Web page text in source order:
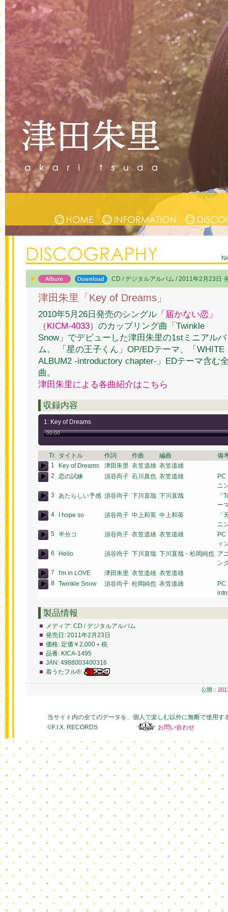
CD / デジタルアルバム / 2011年2月23日
津田朱里「Key of Dreams」
2010年5月26日発売のシングル 「届かない恋」
（KICM-4033） のカップリング曲「Twinkle
Snow」でデビューした津田朱里の1stミニアルバ
ム。 「星の王子くん」OP/EDテーマ、「WHITE
ALBUM2 -introductory chapter-」EDテーマ含む
曲。
津田朱里による各曲紹介はこちら
収録内容
00:00
1: Key of Dreams
Tr. タイトル 作詞 作曲 編曲
備
1
Key of Dreams 津田朱里 衣笠道雄 衣笠道雄
2
恋の試練 須谷尚子 石川真也 衣笠道雄
PC
ニ
3
あたらしい予感 須谷尚子 下川直哉 下川直哉
「
ー
4
I hope so 須谷尚子 中上和英 中上和英
「
ニ
5 半分コ 須谷尚子 衣笠道雄 衣笠道雄
PC
ィ
6
Hello 須谷尚子 下川直哉 下川直哉・松岡純也 ア
ン
7
I'm in LOVE 津田朱里 衣笠道雄 衣笠道雄
8 Twinkle Snow 須谷尚子 松岡純也 衣笠道雄
PC
製品情報
メディア: CD / デジタルアルバム
発売日: 2011年2月23日
価格: 定価￥2,000＋税
品番: KICA-1495
JAN: 4988003400316
着うたフル®:
公開：
当サイト内の全てのデータを、個人で楽しむ以外に無断で使用す
©F.I.X. RECORDS
お問い合わせ